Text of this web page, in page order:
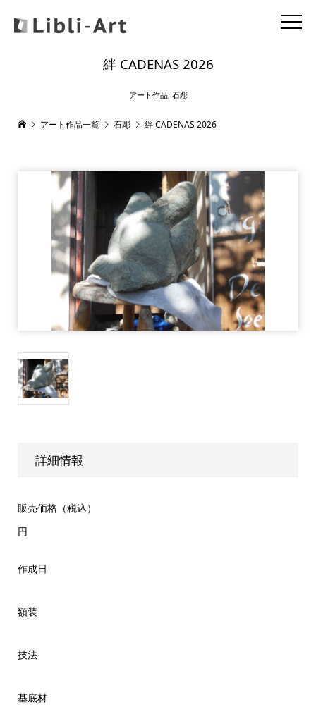
絆 CADENAS 2026
アート作品, 石彫
アート作品一覧 石彫 絆 CADENAS 2026
詳細情報
販売価格（税込）
円
作成日
額装
技法
基底材